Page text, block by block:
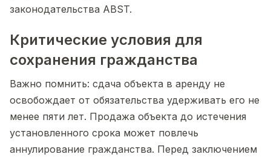
законодательства ABST.
Критические условия для
сохранения гражданства
Важно помнить: сдача объекта в аренду не
освобождает от обязательства удерживать его не
менее пяти лет. Продажа объекта до истечения
установленного срока может повлечь
аннулирование гражданства. Перед заключением